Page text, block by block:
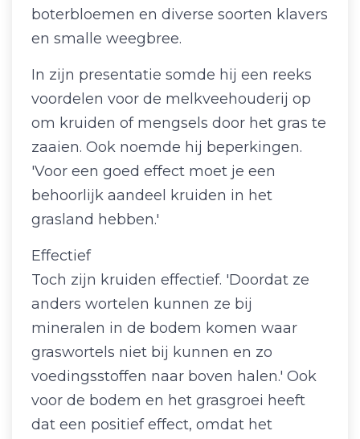
boterbloemen en diverse soorten klavers
en smalle weegbree.
In zijn presentatie somde hij een reeks
voordelen voor de melkveehouderij op
om kruiden of mengsels door het gras te
zaaien. Ook noemde hij beperkingen.
'Voor een goed effect moet je een
behoorlijk aandeel kruiden in het
grasland hebben.'
Effectief
Toch zijn kruiden effectief. 'Doordat ze
anders wortelen kunnen ze bij
mineralen in de bodem komen waar
graswortels niet bij kunnen en zo
voedingsstoffen naar boven halen.' Ook
voor de bodem en het grasgroei heeft
dat een positief effect, omdat het